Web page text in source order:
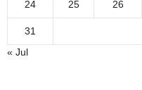
24 25 26
31
« Jul